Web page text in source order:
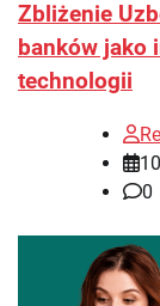
Zbliżenie
banków jako
technologii
0